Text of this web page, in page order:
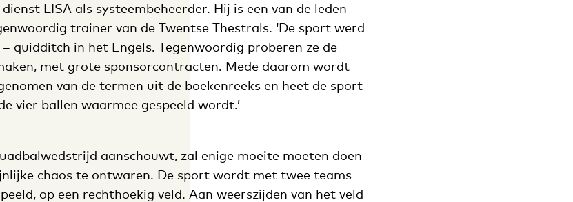
LISA als systeembeheerder. Hij is een van de leden
trainer van de Twentse Thestrals. ‘De sport werd
quidditch in het Engels. Tegenwoordig proberen ze de
met grote sponsorcontracten. Mede daarom wordt
van de termen uit de boekenreeks en heet de sport
vier ballen waarmee gespeeld wordt.’
aanschouwt, zal enige moeite moeten doen
chaos te ontwaren. De sport wordt met twee teams
op een rechthoekig veld. Aan weerszijden van het veld